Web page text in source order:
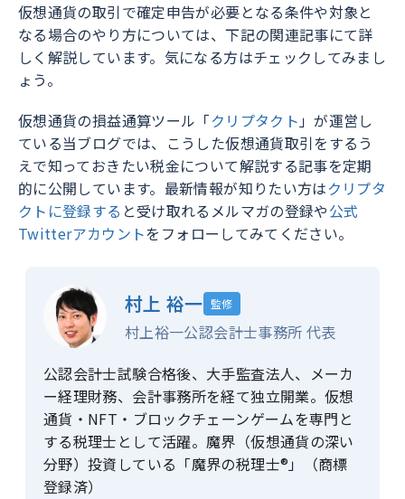
仮想通貨の取引で確定申告が必要となる条件や対象と
なる場合のやり方については、下記の関連記事にて詳
しく解説しています。気になる方はチェックしてみまし
ょう。
仮想通貨の損益通算ツール「クリプタクト」が運営し
ている当ブログでは、こうした仮想通貨取引をするう
えで知っておきたい税金について解説する記事を定期
的に公開しています。最新情報が知りたい方はクリプタ
クトに登録する と受け取れるメルマガの登録や公式
Twitterアカウントをフォローしてみてください。
村上 裕一 監修
村上裕一公認会計士事務所 代表
公認会計士試験合格後、大手監査法人、メーカ
ー経理財務、会計事務所を経て独立開業。仮想
通貨・NFT・ブロックチェーンゲームを専門と
する税理士として活躍。魔界（仮想通貨の深い
分野）投資している「魔界の税理士®」（商標
登録済）